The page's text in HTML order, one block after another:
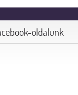
oldalunk